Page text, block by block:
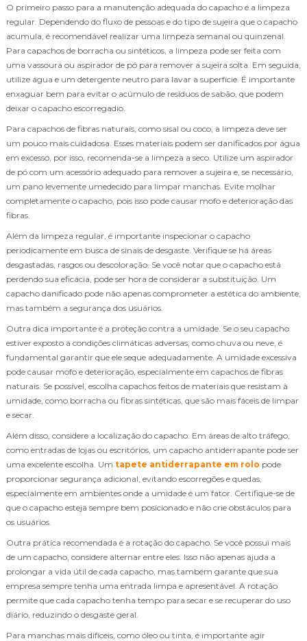
O primeiro passo para a manutenção adequada do capacho é a limpeza
regular. Dependendo do fluxo de pessoas e do tipo de sujeira que o capacho
acumula, é recomendável realizar uma limpeza semanal ou quinzenal.
Para capachos de borracha ou sintéticos, a limpeza pode ser feita com
uma vassoura ou aspirador de pó para remover a sujeira solta. Em seguida,
utilize água e um detergente neutro para lavar a superfície. É importante
enxaguar bem para evitar o acúmulo de resíduos de sabão, que podem
deixar o capacho escorregadio.
Para capachos de fibras naturais, como sisal ou coco, a limpeza deve ser
um pouco mais cuidadosa. Esses materiais podem ser danificados por água
em excesso, por isso, recomenda-se a limpeza a seco. Utilize um aspirador
de pó com um acessório adequado para remover a sujeira e, se necessário,
um pano levemente umedecido para limpar manchas. Evite molhar
completamente o capacho, pois isso pode causar mofo e deterioração das
fibras.
Além da limpeza regular, é importante inspecionar o capacho
periodicamente em busca de sinais de desgaste. Verifique se há áreas
desgastadas, rasgos ou descoloração. Se você notar que o capacho está
perdendo sua eficácia, pode ser hora de considerar a substituição. Um
capacho danificado pode não apenas comprometer a estética do ambiente,
mas também a segurança dos usuários.
Outra dica importante é a proteção contra a umidade. Se o seu capacho
estiver exposto a condições climáticas adversas, como chuva ou neve, é
fundamental garantir que ele seque adequadamente. A umidade excessiva
pode causar mofo e deterioração, especialmente em capachos de fibras
naturais. Se possível, escolha capachos feitos de materiais que resistam à
umidade, como borracha ou fibras sintéticas, que são mais fáceis de limpar
e secar.
Além disso, considere a localização do capacho. Em áreas de alto tráfego,
como entradas de lojas ou escritórios, um capacho antiderrapante pode ser
uma excelente escolha. Um tapete antiderrapante em rolo pode
proporcionar segurança adicional, evitando escorregões e quedas,
especialmente em ambientes onde a umidade é um fator. Certifique-se de
que o capacho esteja sempre bem posicionado e não crie obstáculos para
os usuários.
Outra prática recomendada é a rotação do capacho. Se você possui mais
de um capacho, considere alternar entre eles. Isso não apenas ajuda a
prolongar a vida útil de cada capacho, mas também garante que sua
empresa sempre tenha uma entrada limpa e apresentável. A rotação
permite que cada capacho tenha tempo para secar e se recuperar do uso
diário, reduzindo o desgaste geral.
Para manchas mais difíceis, como óleo ou tinta, é importante agir